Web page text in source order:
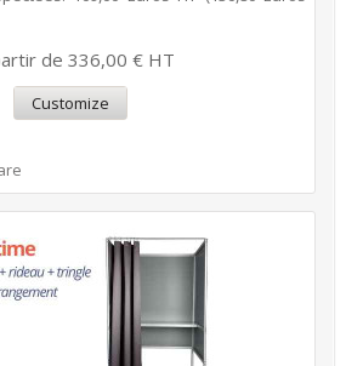
de 336,00 € HT
Customize